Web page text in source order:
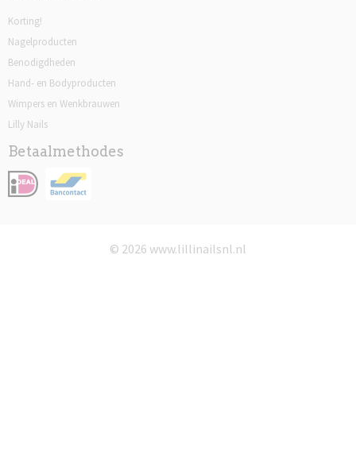
Korting!
Nagelproducten
Benodigdheden
Hand- en Bodyproducten
Wimpers en Wenkbrauwen
Lilly Nails
Betaalmethodes
© 2026 www.lillinailsnl.nl